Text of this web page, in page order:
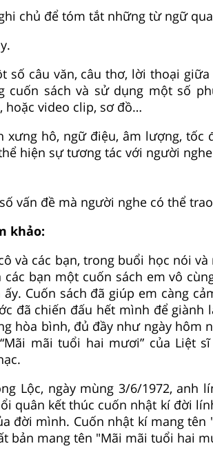
chủ để tóm tắt những từ ngữ
số câu văn, câu thơ, lời thoại
cuốn sách và sử dụng một số
hoặc video clip, sơ đồ…
xưng hô, ngữ điệu, âm lượng,
hiện sự tương tác với người
vấn đề mà người nghe có thể
khảo:
và các bạn, trong buổi học nói
các bạn một cuốn sách em vô
ấy. Cuốn sách đã giúp em càng
đã chiến đấu hết mình để giành
hòa bình, đủ đầy như ngày hôm
mãi tuổi hai mươi” của Liệt
Lộc, ngày mùng 3/6/1972, anh
quân kết thúc cuốn nhật kí đời
đời mình. Cuốn nhật kí mang tên
bản mang tên "Mãi mãi tuổi hai